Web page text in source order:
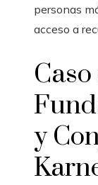
personas
acceso a
y